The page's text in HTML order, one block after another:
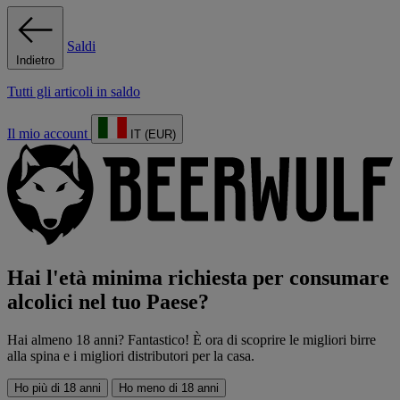
Indietro
Saldi
Tutti gli articoli in saldo
Il mio account IT (EUR)
Hai l'età minima richiesta per consumare
alcolici nel tuo Paese?
Hai almeno 18 anni? Fantastico! È ora di scoprire le migliori birre
alla spina e i migliori distributori per la casa.
Ho più di 18 anni Ho meno di 18 anni